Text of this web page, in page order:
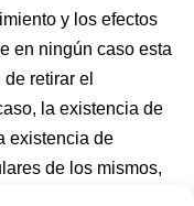
y los efectos
en ningún caso esta
retirar el
la existencia de
existencia de
de los mismos,